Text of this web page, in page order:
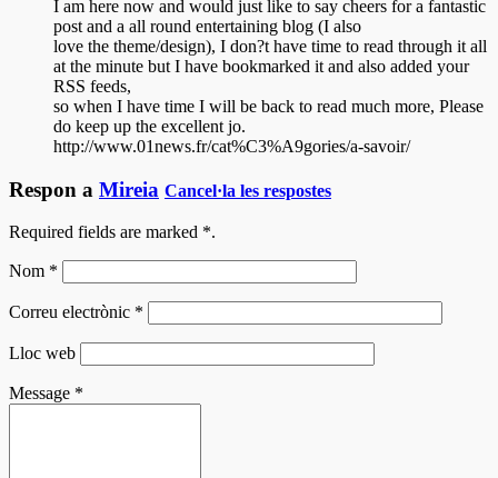
I am here now and would just like to say cheers for a fantastic
post and a all round entertaining blog (I also
love the theme/design), I don?t have time to read through it all
at the minute but I have bookmarked it and also added your
RSS feeds,
so when I have time I will be back to read much more, Please
do keep up the excellent jo.
http://www.01news.fr/cat%C3%A9gories/a-savoir/
Respon a Mireia Cancel·la les respostes
Required fields are marked *.
Nom *
Correu electrònic *
Lloc web
Message *